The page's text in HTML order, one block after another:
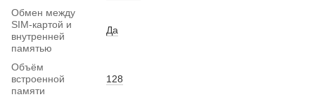
Обмен между
SIM-картой и
внутренней
памятью
Да
Объём
встроенной
памяти
128